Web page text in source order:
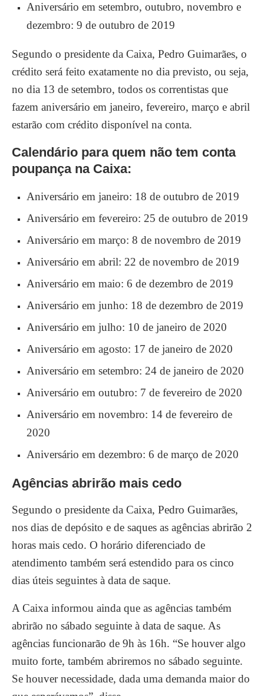
Aniversário em setembro, outubro, novembro e
dezembro: 9 de outubro de 2019
Segundo o presidente da Caixa, Pedro Guimarães, o
crédito será feito exatamente no dia previsto, ou seja,
no dia 13 de setembro, todos os correntistas que
fazem aniversário em janeiro, fevereiro, março e abril
estarão com crédito disponível na conta.
Calendário para quem não tem conta
poupança na Caixa:
Aniversário em janeiro: 18 de outubro de 2019
Aniversário em fevereiro: 25 de outubro de 2019
Aniversário em março: 8 de novembro de 2019
Aniversário em abril: 22 de novembro de 2019
Aniversário em maio: 6 de dezembro de 2019
Aniversário em junho: 18 de dezembro de 2019
Aniversário em julho: 10 de janeiro de 2020
Aniversário em agosto: 17 de janeiro de 2020
Aniversário em setembro: 24 de janeiro de 2020
Aniversário em outubro: 7 de fevereiro de 2020
Aniversário em novembro: 14 de fevereiro de
2020
Aniversário em dezembro: 6 de março de 2020
Agências abrirão mais cedo
Segundo o presidente da Caixa, Pedro Guimarães,
nos dias de depósito e de saques as agências abrirão 2
horas mais cedo. O horário diferenciado de
atendimento também será estendido para os cinco
dias úteis seguintes à data de saque.
A Caixa informou ainda que as agências também
abrirão no sábado seguinte à data de saque. As
agências funcionarão de 9h às 16h. “Se houver algo
muito forte, também abriremos no sábado seguinte.
Se houver necessidade, dada uma demanda maior do